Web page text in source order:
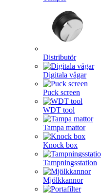
Distributör
Digitala vågar
Puck screen
WDT tool
Tampa mattor
Knock box
Tampningsstation
Mjölkkannor